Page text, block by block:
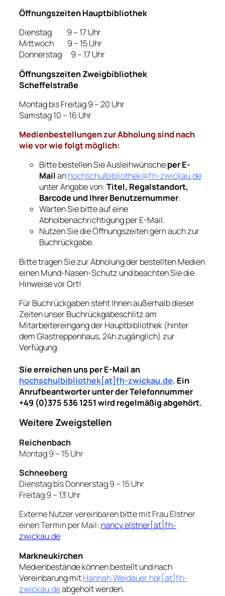
Öffnungszeiten Hauptbibliothek
Dienstag 9 – 17 Uhr
Mittwoch 9 – 15 Uhr
Donnerstag 9 – 17 Uhr
ÖffnungszeitenZweigbibliothek
Scheffelstraße
Montag bis Freitag 9 – 20 Uhr
Samstag 10 – 16 Uhr
Medienbestellungen zur Abholung sind nach
wie vor wie folgt möglich:
Bitte bestellen Sie Ausleihwünscheper E-
Mailanhochschulbibliothek@fh-zwickau.de
unter Angabe von: Titel, Regalstandort,
Barcode und Ihrer Benutzernummer.
Warten Sie bitte auf eine
Abholbenachrichtigung per E-Mail.
Nutzen Sie die Öffnungszeiten gern auch zur
Buchrückgabe.
Bitte tragen Sie zur Abholung der bestellten Medien
einen Mund-Nasen-Schutz und beachten Sie die
Hinweise vor Ort!
Für Buchrückgaben steht Ihnen außerhalb dieser
Zeiten unser Buchrückgabeschlitz am
Mitarbeitereingang der Hauptbibliothek (hinter
dem Glastreppenhaus, 24h zugänglich) zur
Verfügung.
Sie erreichen uns per E-Mail an
hochschulbibliothek[at]fh-zwickau.de. Ein
Anrufbeantworter unter der Telefonnummer
+49 (0)375 536 1251 wird regelmäßig abgehört.
Weitere Zweigstellen
Reichenbach
Montag 9 – 15 Uhr
Schneeberg
Dienstag bis Donnerstag 9 – 15 Uhr
Freitag 9 – 13 Uhr
Externe Nutzer vereinbaren bitte mit Frau Elstner
einen Termin per Mail: nancy.elstner[at]fh-
zwickau.de
Markneukirchen
Medienbestände können bestellt und nach
Vereinbarung mitHannah.Weidauer.hqr[at]fh-
zwickau.deabgeholt werden.